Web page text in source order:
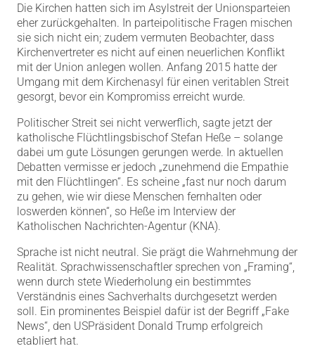
Die Kirchen hatten sich im Asylstreit der Unionsparteien
eher zurückgehalten. In parteipolitische Fragen mischen
sie sich nicht ein; zudem vermuten Beobachter, dass
Kirchenvertreter es nicht auf einen neuerlichen Konflikt
mit der Union anlegen wollen. Anfang 2015 hatte der
Umgang mit dem Kirchenasyl für einen veritablen Streit
gesorgt, bevor ein Kompromiss erreicht wurde.
Politischer Streit sei nicht verwerflich, sagte jetzt der
katholische Flüchtlingsbischof Stefan Heße – solange
dabei um gute Lösungen gerungen werde. In aktuellen
Debatten vermisse er jedoch „zunehmend die Empathie
mit den Flüchtlingen“. Es scheine „fast nur noch darum
zu gehen, wie wir diese Menschen fernhalten oder
loswerden können“, so Heße im Interview der
Katholischen Nachrichten-Agentur (KNA).
Sprache ist nicht neutral. Sie prägt die Wahrnehmung der
Realität. Sprachwissenschaftler sprechen von „Framing“,
wenn durch stete Wiederholung ein bestimmtes
Verständnis eines Sachverhalts durchgesetzt werden
soll. Ein prominentes Beispiel dafür ist der Begriff „Fake
News“, den USPräsident Donald Trump erfolgreich
etabliert hat.